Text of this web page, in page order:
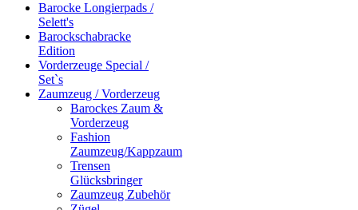
Barocke Longierpads /
Selett's
Barockschabracke
Edition
Vorderzeuge Special /
Set`s
Zaumzeug / Vorderzeug
Barockes Zaum &
Vorderzeug
Fashion
Zaumzeug/Kappzaum
Trensen
Glücksbringer
Zaumzeug Zubehör